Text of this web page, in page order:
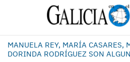
MANUELA REY, MARÍA CASARES,
DORINDA RODRÍGUEZ SON